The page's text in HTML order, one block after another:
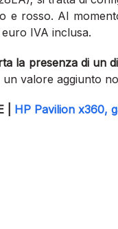
e rosso. Al
IVA inclusa.
la presenza di un
un valore aggiunto
| HP Pavilion x360,